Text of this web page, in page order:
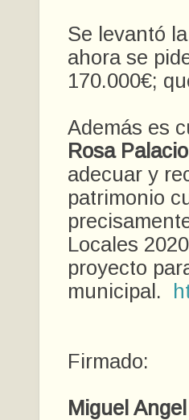
Se levantó
ahora se
170.000€;
Además es
Rosa Palacio
adecuar y
patrimonio
Locales
proyecto
municipal.
Firmado:
Miguel